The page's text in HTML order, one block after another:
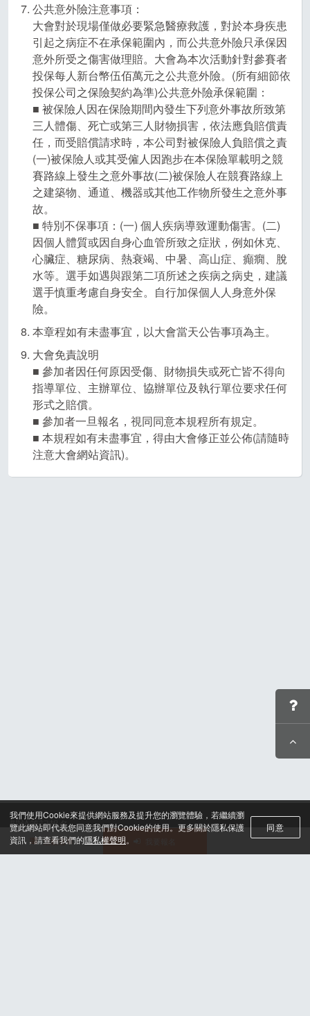
公共意外險注意事項：
大會對於現場僅做必要緊急醫療救護，對於本身疾患
引起之病症不在承保範圍內，而公共意外險只承保因
意外所受之傷害做理賠。大會為本次活動針對參賽者
投保每人新台幣伍佰萬元之公共意外險。(所有細節依
投保公司之保險契約為準)公共意外險承保範圍：
■ 被保險人因在保險期間內發生下列意外事故所致第
三人體傷、死亡或第三人財物損害，依法應負賠償責
任，而受賠償請求時，本公司對被保險人負賠償之責
(一)被保險人或其受僱人因跑步在本保險單載明之競
賽路線上發生之意外事故(二)被保險人在競賽路線上
之建築物、通道、機器或其他工作物所發生之意外事
故。
■ 特別不保事項：(一) 個人疾病導致運動傷害。(二)
因個人體質或因自身心血管所致之症狀，例如休克、
心臟症、糖尿病、熱衰竭、中暑、高山症、癲癇、脫
水等。選手如遇與跟第二項所述之疾病之病史，建議
選手慎重考慮自身安全。自行加保個人人身意外保
險。
本章程如有未盡事宜，以大會當天公告事項為主。
大會免責說明
■ 參加者因任何原因受傷、財物損失或死亡皆不得向
指導單位、主辦單位、協辦單位及執行單位要求任何
形式之賠償。
■ 參加者一旦報名，視同同意本規程所有規定。
■ 本規程如有未盡事宜，得由大會修正並公佈(請隨時
注意大會網站資訊)。
我們使用Cookie來提供網站服務及提升您的瀏覽體驗，若繼續瀏
覽此網站即代表您同意我們對Cookie的使用。更多關於隱私保護
資訊，請查看我們的隱私權聲明。
同意
活動選單
關於筆記報名
聯絡我們*
合作諮詢